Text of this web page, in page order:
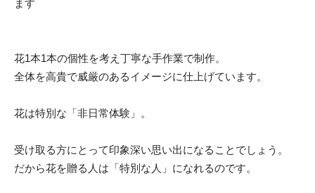
ます
花1本1本の個性を考え丁寧な手作業で制作。
全体を高貴で威厳のあるイメージに仕上げています。
花は特別な「非日常体験」。
受け取る方にとって印象深い思い出になることでしょう。
だから花を贈る人は「特別な人」になれるのです。